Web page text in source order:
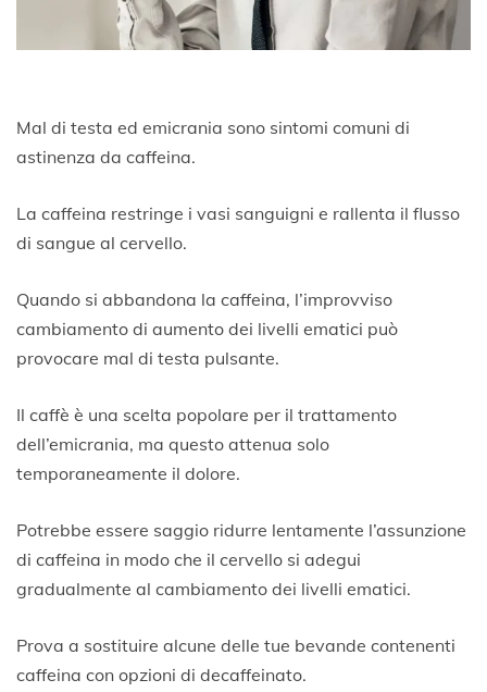
Mal di testa ed emicrania sono sintomi comuni di
astinenza da caffeina.
La caffeina restringe i vasi sanguigni e rallenta il flusso
di sangue al cervello.
Quando si abbandona la caffeina, l’improvviso
cambiamento di aumento dei livelli ematici può
provocare mal di testa pulsante.
Il caffè è una scelta popolare per il trattamento
dell’emicrania, ma questo attenua solo
temporaneamente il dolore.
Potrebbe essere saggio ridurre lentamente l’assunzione
di caffeina in modo che il cervello si adegui
gradualmente al cambiamento dei livelli ematici.
Prova a sostituire alcune delle tue bevande contenenti
caffeina con opzioni di decaffeinato.